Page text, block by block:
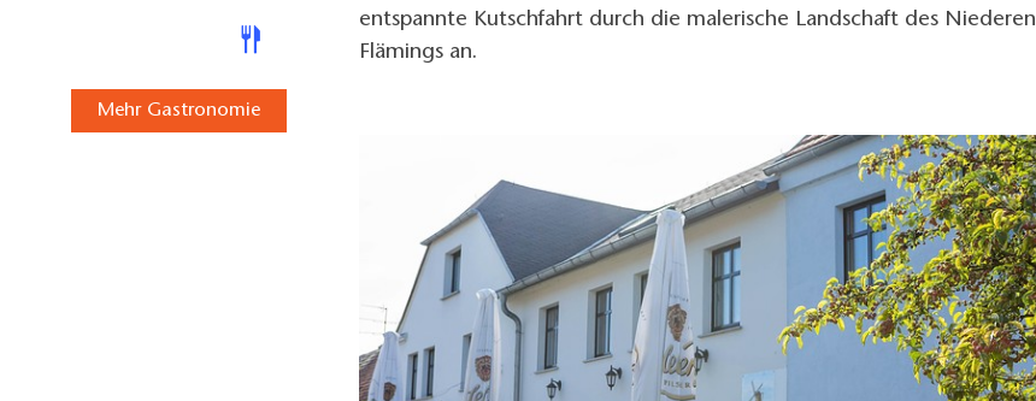
Mehr Gastronomie
entspannte Kutschfahrt durch die malerische Landschaft des Niederen
Flämings an.